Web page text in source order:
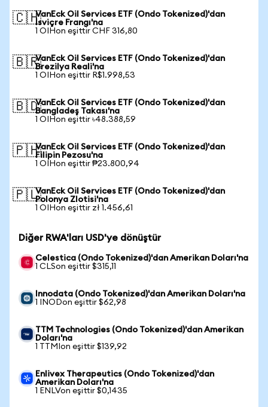
🇨🇭VanEck Oil Services ETF (Ondo Tokenized)'dan
İsviçre Frangı'na
1 OIHon eşittir CHF 316,80
🇧🇷VanEck Oil Services ETF (Ondo Tokenized)'dan
Brezilya Reali'na
1 OIHon eşittir R$1.998,53
🇧🇩VanEck Oil Services ETF (Ondo Tokenized)'dan
Bangladeş Takası'na
1 OIHon eşittir ৳48.388,59
🇵🇭VanEck Oil Services ETF (Ondo Tokenized)'dan
Filipin Pezosu'na
1 OIHon eşittir ₱23.800,94
🇵🇱VanEck Oil Services ETF (Ondo Tokenized)'dan
Polonya Zlotisi'na
1 OIHon eşittir zł 1.456,61
Diğer RWA'ları USD'ye dönüştür
Celestica (Ondo Tokenized)'dan Amerikan Doları'na
1 CLSon eşittir $315,11
Innodata (Ondo Tokenized)'dan Amerikan Doları'na
1 INODon eşittir $62,98
TTM Technologies (Ondo Tokenized)'dan Amerikan
Doları'na
1 TTMIon eşittir $139,92
Enlivex Therapeutics (Ondo Tokenized)'dan
Amerikan Doları'na
1 ENLVon eşittir $0,1435